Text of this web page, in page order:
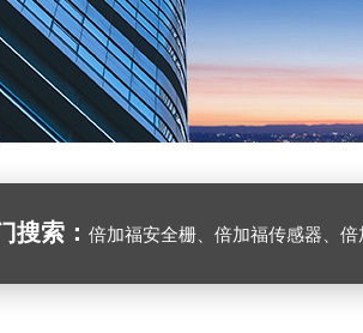
搜索： 倍加福安全栅、倍加福传感器、倍加福编码器、倍加福超声波传感器、松下